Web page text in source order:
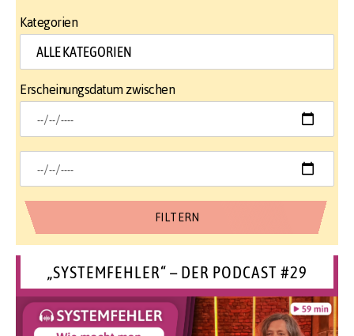
Kategorien
Erscheinungsdatum zwischen
„SYSTEMFEHLER“ – DER PODCAST #29